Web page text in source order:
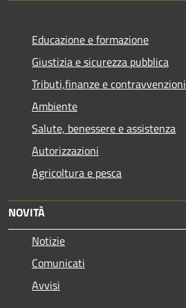
Educazione e formazione
Giustizia e sicurezza pubblica
Tributi,finanze e contravvenzioni
Ambiente
Salute, benessere e assistenza
Autorizzazioni
Agricoltura e pesca
NOVITÀ
Notizie
Comunicati
Avvisi